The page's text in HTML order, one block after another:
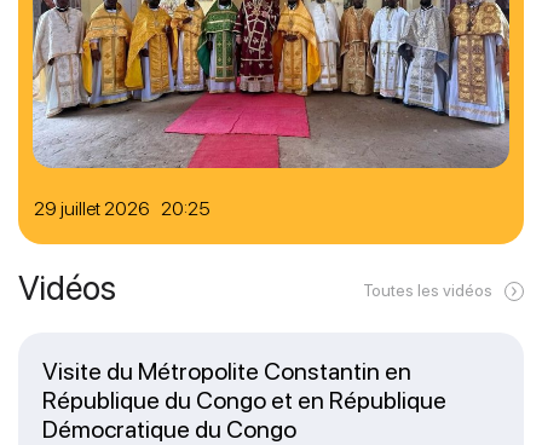
29 juillet 2026 20:25
Vidéos Toutes les vidéos
Visite du Métropolite Constantin en
République du Congo et en République
Démocratique du Congo